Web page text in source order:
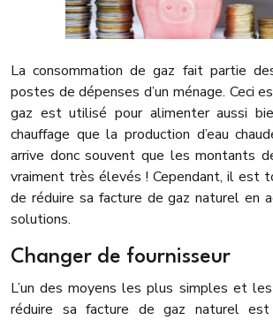
La consommation de gaz fait partie
postes de dépenses d’un ménage. Ceci
gaz est utilisé pour alimenter aussi
chauffage que la production d’eau
arrive donc souvent que les montants
vraiment très élevés ! Cependant, il est
de réduire sa facture de gaz naturel en
solutions.
Changer de fournisseur
L’un des moyens les plus simples et
réduire sa facture de gaz naturel